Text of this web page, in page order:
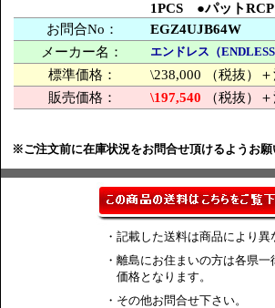
1PCS ●パット
お問合No：
EGZ4UJB64W
メーカー名：
エンドレス（ENDLESS
標準価格：
\238,000 （税抜）
販売価格：
\197,540 （税抜）
※ご注文前に在庫状況をお問合せ頂けるようお願
・記載した送料は商品により異
・離島にお住まいの方は各県一
価格となります。
・その他お問合せ下さい。